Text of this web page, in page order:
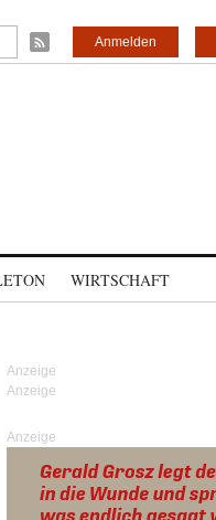
Anmelden
WIRTSCHAFT
Anzeige